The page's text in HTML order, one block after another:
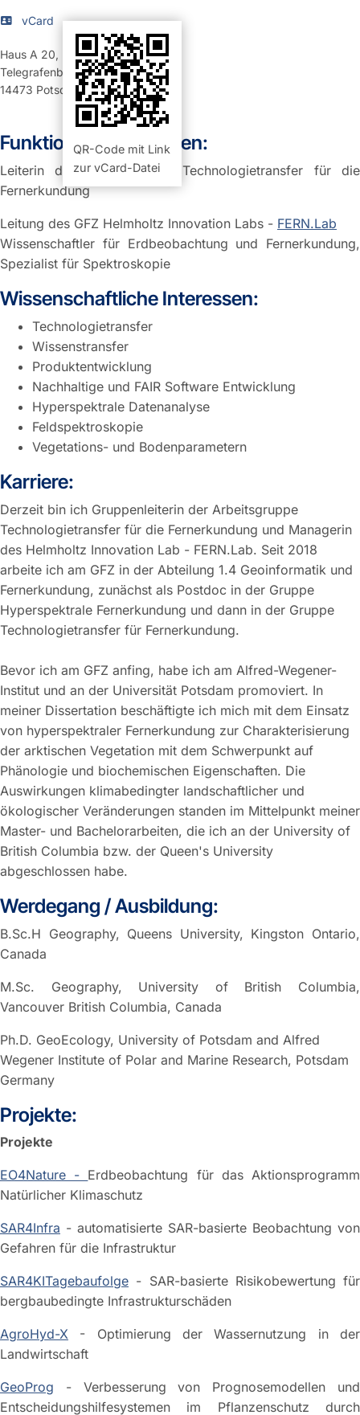
vCard
QR-Code mit Link
zur vCard-Datei
Haus A 20,
Raum 312 (Büro)
Telegrafenberg
14473 Potsdam
Funktion und Aufgaben:
Leiterin der Arbeitsgruppe Technologietransfer für die
Fernerkundung
Leitung des GFZ Helmholtz Innovation Labs - FERN.Lab
Wissenschaftler für Erdbeobachtung und Fernerkundung,
Spezialist für Spektroskopie
Wissenschaftliche Interessen:
Technologietransfer
Wissenstransfer
Produktentwicklung
Nachhaltige und FAIR Software Entwicklung
Hyperspektrale Datenanalyse
Feldspektroskopie
Vegetations- und Bodenparametern
Karriere:
Derzeit bin ich Gruppenleiterin der Arbeitsgruppe
Technologietransfer für die Fernerkundung und Managerin
des Helmholtz Innovation Lab - FERN.Lab. Seit 2018
arbeite ich am GFZ in der Abteilung 1.4 Geoinformatik und
Fernerkundung, zunächst als Postdoc in der Gruppe
Hyperspektrale Fernerkundung und dann in der Gruppe
Technologietransfer für Fernerkundung.
Bevor ich am GFZ anfing, habe ich am Alfred-Wegener-
Institut und an der Universität Potsdam promoviert. In
meiner Dissertation beschäftigte ich mich mit dem Einsatz
von hyperspektraler Fernerkundung zur Charakterisierung
der arktischen Vegetation mit dem Schwerpunkt auf
Phänologie und biochemischen Eigenschaften. Die
Auswirkungen klimabedingter landschaftlicher und
ökologischer Veränderungen standen im Mittelpunkt meiner
Master- und Bachelorarbeiten, die ich an der University of
British Columbia bzw. der Queen's University
abgeschlossen habe.
Werdegang / Ausbildung:
B.Sc.H Geography, Queens University, Kingston Ontario,
Canada
M.Sc. Geography, University of British Columbia,
Vancouver British Columbia, Canada
Ph.D. GeoEcology, University of Potsdam and Alfred
Wegener Institute of Polar and Marine Research, Potsdam
Germany
Projekte:
Projekte
EO4Nature - Erdbeobachtung für das Aktionsprogramm
Natürlicher Klimaschutz
SAR4Infra - automatisierte SAR-basierte Beobachtung von
Gefahren für die Infrastruktur
SAR4KITagebaufolge - SAR-basierte Risikobewertung für
bergbaubedingte Infrastrukturschäden
AgroHyd-X - Optimierung der Wassernutzung in der
Landwirtschaft
GeoProg - Verbesserung von Prognosemodellen und
Entscheidungshilfesystemen im Pflanzenschutz durch